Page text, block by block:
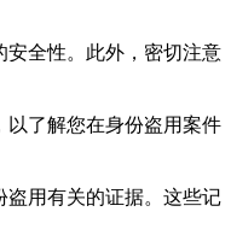
全性。此外，密切注意
了解您在身份盗用案件
用有关的证据。这些记